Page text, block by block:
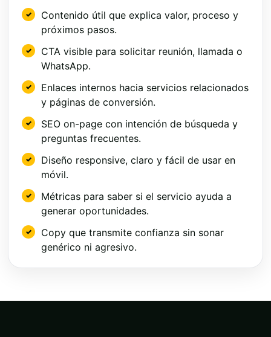
Contenido útil que explica valor, proceso y
próximos pasos.
CTA visible para solicitar reunión, llamada o
WhatsApp.
Enlaces internos hacia servicios relacionados
y páginas de conversión.
SEO on-page con intención de búsqueda y
preguntas frecuentes.
Diseño responsive, claro y fácil de usar en
móvil.
Métricas para saber si el servicio ayuda a
generar oportunidades.
Copy que transmite confianza sin sonar
genérico ni agresivo.